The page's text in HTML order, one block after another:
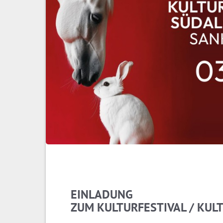
EINLADUNG
ZUM KULTURFESTIVAL /